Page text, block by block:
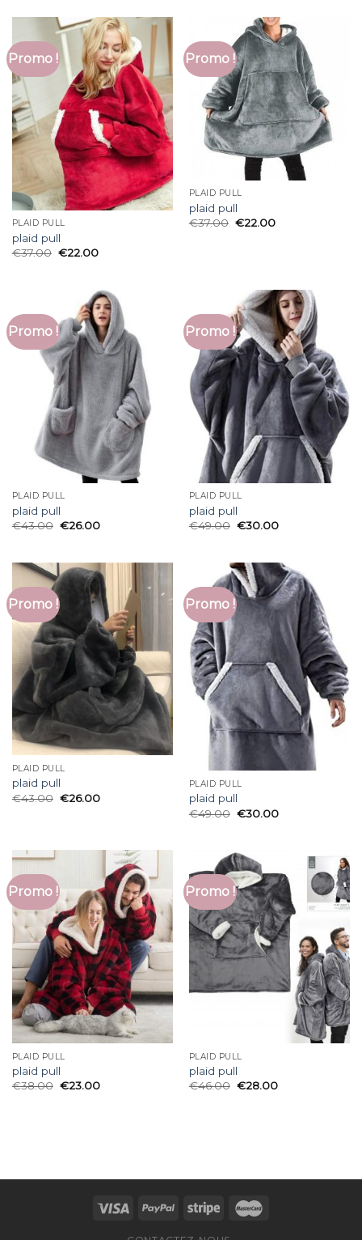
Promo !
PLAID PULL
plaid pull
€37.00 €22.00
Promo !
PLAID PULL
plaid pull
€37.00 €22.00
Promo !
PLAID PULL
plaid pull
€43.00 €26.00
Promo !
PLAID PULL
plaid pull
€49.00 €30.00
Promo !
PLAID PULL
plaid pull
€43.00 €26.00
Promo !
PLAID PULL
plaid pull
€49.00 €30.00
Promo !
PLAID PULL
plaid pull
€38.00 €23.00
Promo !
PLAID PULL
plaid pull
€46.00 €28.00